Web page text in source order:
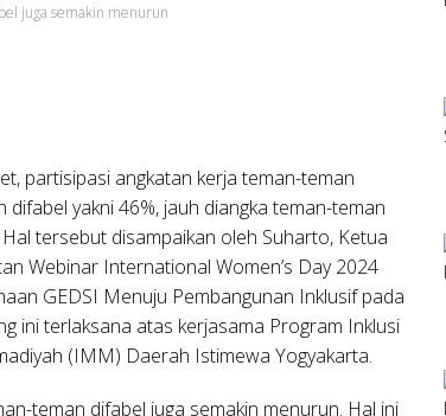
juga semakin menurun
partisipasi angkatan kerja teman-teman
yakni 46%, jauh diangka teman-teman
tersebut disampaikan oleh Suharto, Ketua
Webinar International Women’s Day 2024
GEDSI Menuju Pembangunan Inklusif pada
ini terlaksana atas kerjasama Program Inklusi
(IMM) Daerah Istimewa Yogyakarta.
teman difabel juga semakin menurun. Hal ini